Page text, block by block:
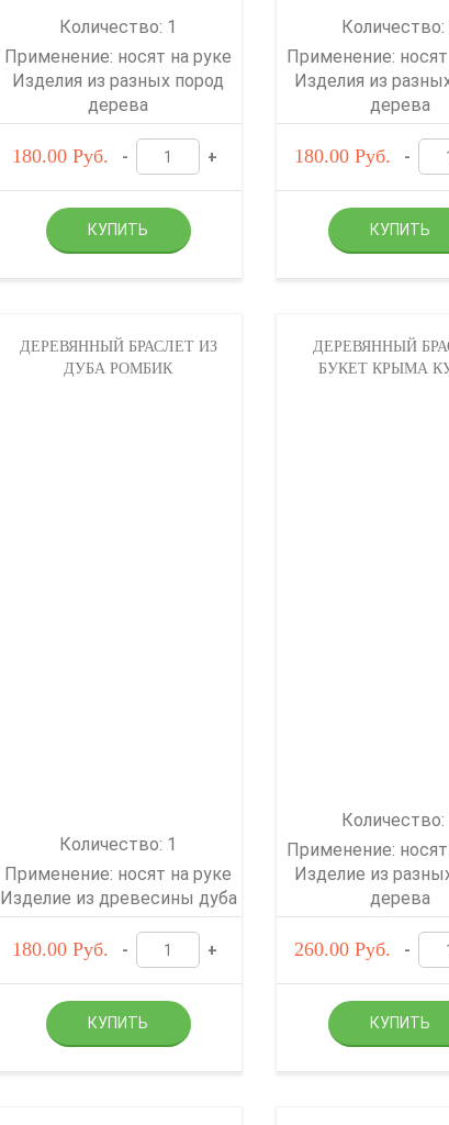
Количество: 1
Применение: носят на руке
Изделия из разных пород
дерева
180.00 Руб. - +
Количество:
Применение: носят
Изделия из
дерева
180.00 Руб. -
ДЕРЕВЯННЫЙ БРАСЛЕТ ИЗ
ДУБА РОМБИК
Количество: 1
Применение: носят на руке
Изделие из древесины дуба
180.00 Руб. - +
ДЕРЕВЯННЫЙ
БУКЕТ КРЫМА
Количество:
Применение: носят
Изделие из
дерева
260.00 Руб. -